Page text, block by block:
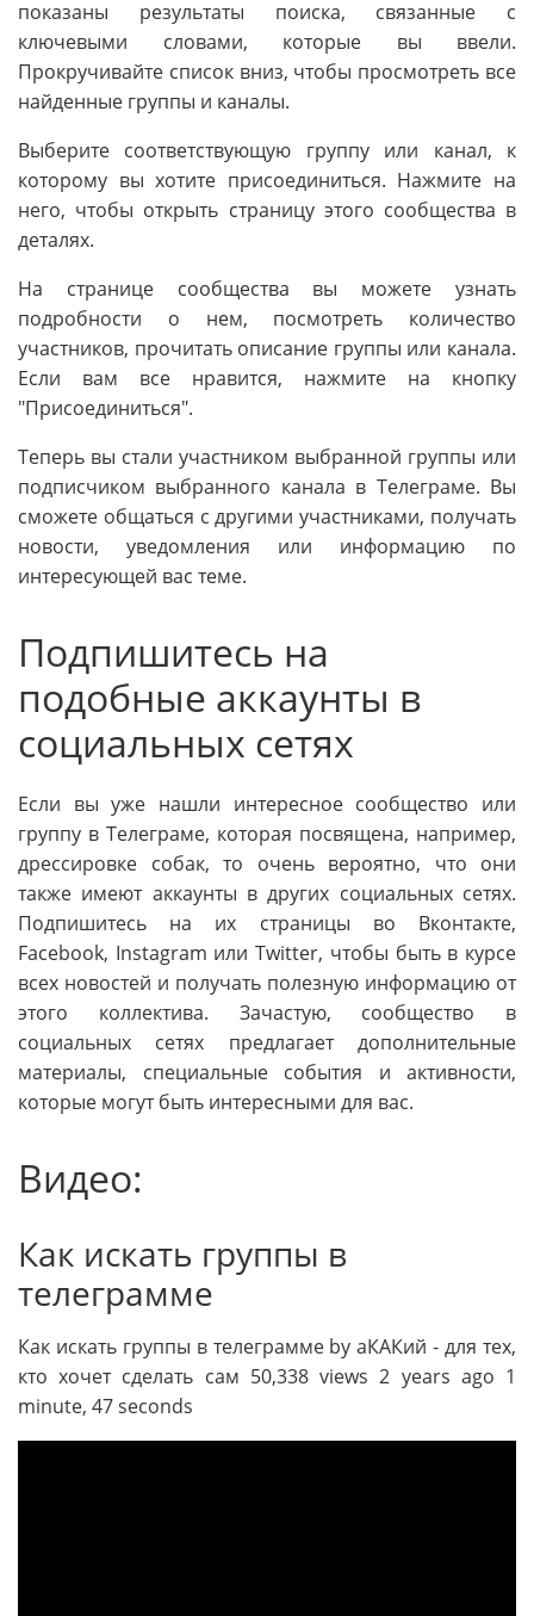
показаны результаты поиска, связанные с
ключевыми словами, которые вы ввели.
Прокручивайте список вниз, чтобы просмотреть все
найденные группы и каналы.
Выберите соответствующую группу или канал, к
которому вы хотите присоединиться. Нажмите на
него, чтобы открыть страницу этого сообщества в
деталях.
На странице сообщества вы можете узнать
подробности о нем, посмотреть количество
участников, прочитать описание группы или канала.
Если вам все нравится, нажмите на кнопку
"Присоединиться".
Теперь вы стали участником выбранной группы или
подписчиком выбранного канала в Телеграме. Вы
сможете общаться с другими участниками, получать
новости, уведомления или информацию по
интересующей вас теме.
Подпишитесь на
подобные аккаунты в
социальных сетях
Если вы уже нашли интересное сообщество или
группу в Телеграме, которая посвящена, например,
дрессировке собак, то очень вероятно, что они
также имеют аккаунты в других социальных сетях.
Подпишитесь на их страницы во Вконтакте,
Facebook, Instagram или Twitter, чтобы быть в курсе
всех новостей и получать полезную информацию от
этого коллектива. Зачастую, сообщество в
социальных сетях предлагает дополнительные
материалы, специальные события и активности,
которые могут быть интересными для вас.
Видео:
Как искать группы в
телеграмме
Как искать группы в телеграмме by аКАКий - для тех,
кто хочет сделать сам 50,338 views 2 years ago 1
minute, 47 seconds